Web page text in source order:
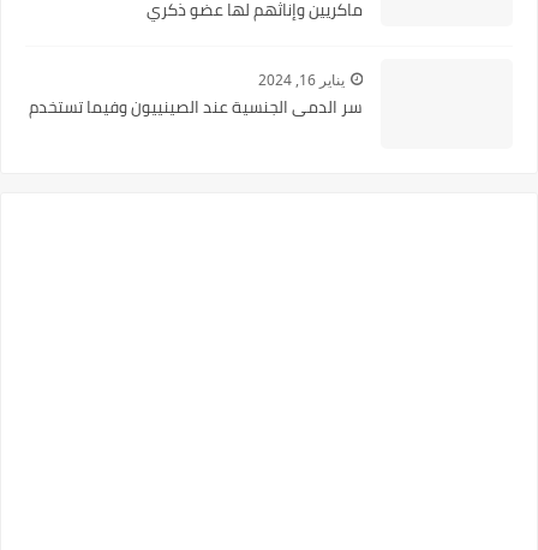
ماكريين وإناثهم لها عضو ذكري
يناير 16, 2024
سر الدمى الجنسية عند الصينييون وفيما تستخدم